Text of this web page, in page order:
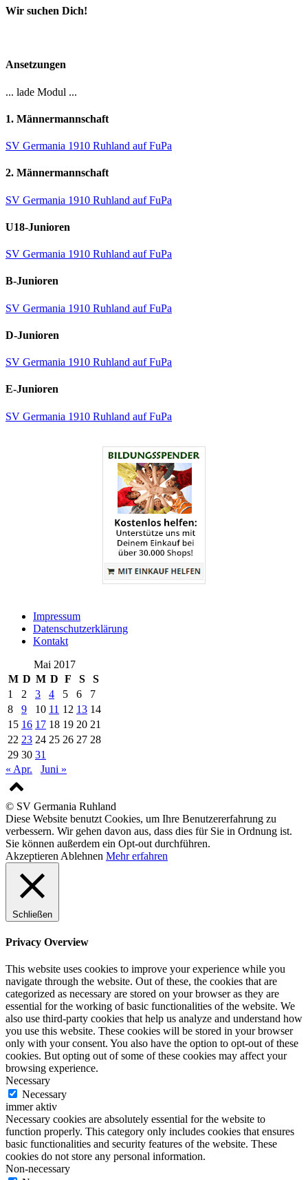
Wir suchen Dich!
Ansetzungen
... lade Modul ...
1. Männermannschaft
SV Germania 1910 Ruhland auf FuPa
2. Männermannschaft
SV Germania 1910 Ruhland auf FuPa
U18-Junioren
SV Germania 1910 Ruhland auf FuPa
B-Junioren
SV Germania 1910 Ruhland auf FuPa
D-Junioren
SV Germania 1910 Ruhland auf FuPa
E-Junioren
SV Germania 1910 Ruhland auf FuPa
Impressum
Datenschutzerklärung
Kontakt
Mai 2017
M D M D F S
S
1
2 3 4 5 6
7
8
9 10 11 12 13 14
15 16 17 18 19 20 21
22 23 24 25 26 27 28
29 30 31
« Apr.
Juni »
© SV Germania Ruhland
Diese Website benutzt Cookies, um Ihre Benutzererfahrung zu
verbessern. Wir gehen davon aus, dass dies für Sie in Ordnung ist.
Sie können außerdem ein Opt-out durchführen.
Akzeptieren Ablehnen Mehr erfahren
Schließen
Privacy Overview
This website uses cookies to improve your experience while you
navigate through the website. Out of these, the cookies that are
categorized as necessary are stored on your browser as they are
essential for the working of basic functionalities of the website. We
also use third-party cookies that help us analyze and understand how
you use this website. These cookies will be stored in your browser
only with your consent. You also have the option to opt-out of these
cookies. But opting out of some of these cookies may affect your
browsing experience.
Necessary
Necessary
immer aktiv
Necessary cookies are absolutely essential for the website to
function properly. This category only includes cookies that ensures
basic functionalities and security features of the website. These
cookies do not store any personal information.
Non-necessary